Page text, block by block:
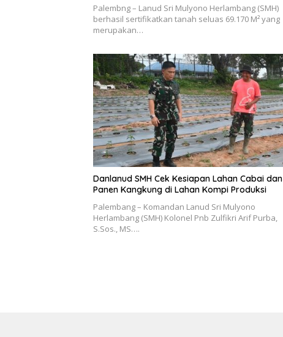
Palembng – Lanud Sri Mulyono Herlambang (SMH)
berhasil sertifikatkan tanah seluas 69.170 M² yang
merupakan…
Danlanud SMH Cek Kesiapan Lahan Cabai dan
Panen Kangkung di Lahan Kompi Produksi
Palembang – Komandan Lanud Sri Mulyono
Herlambang (SMH) Kolonel Pnb Zulfikri Arif Purba,
S.Sos., MS….